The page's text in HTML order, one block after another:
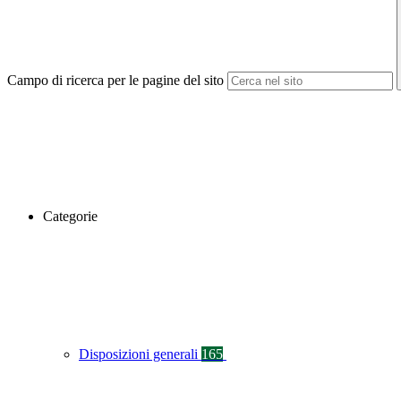
Campo di ricerca per le pagine del sito
Categorie
Disposizioni generali 165